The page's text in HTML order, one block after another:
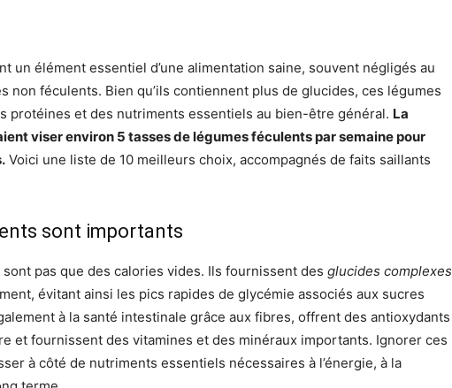
un élément essentiel d’une alimentation saine, souvent négligés au
non féculents. Bien qu’ils contiennent plus de glucides, ces légumes
protéines et des nutriments essentiels au bien-être général. La
viser environ 5 tasses de légumes féculents par semaine pour
Voici une liste de 10 meilleurs choix, accompagnés de faits saillants
sont importants
pas que des calories vides. Ils fournissent des glucides complexes
évitant ainsi les pics rapides de glycémie associés aux sucres
à la santé intestinale grâce aux fibres, offrent des antioxydants
et fournissent des vitamines et des minéraux importants. Ignorer ces
à côté de nutriments essentiels nécessaires à l’énergie, à la